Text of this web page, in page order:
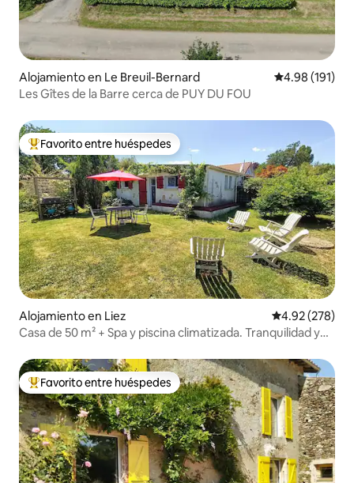
Alojamiento en Le Breuil-Bernard Calificación
4.98 (191)
Les Gîtes de la Barre cerca de PUY DU FOU
Favorito entre huéspedes preferido
Favorito entre huéspedes
Alojamiento en Liez Calificación
4.92 (278)
Casa de 50 m² + Spa y piscina climatizada. Tranquilidad y
Favorito entre huéspedes preferido
Favorito entre huéspedes